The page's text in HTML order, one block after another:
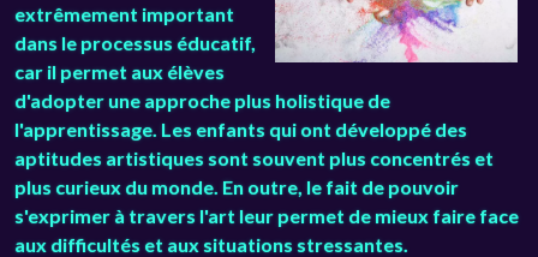
extrêmement important
dans le processus éducatif,
car il permet aux élèves
d'adopter une approche plus holistique de
l'apprentissage. Les enfants qui ont développé des
aptitudes artistiques sont souvent plus concentrés et
plus curieux du monde. En outre, le fait de pouvoir
s'exprimer à travers l'art leur permet de mieux faire face
aux difficultés et aux situations stressantes.